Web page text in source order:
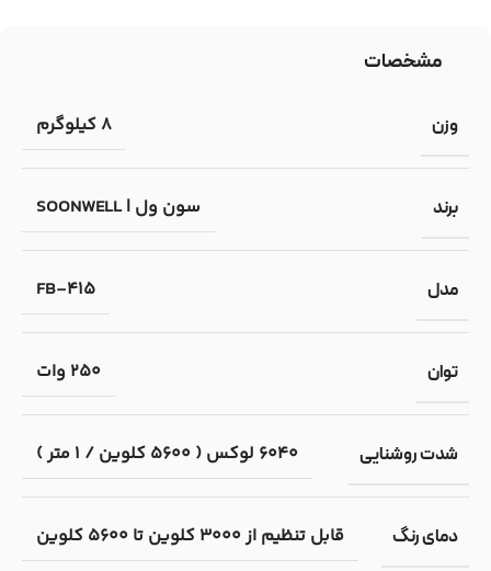
مشخصات
وزن 8 کیلوگرم
برند سون ول | SOONWELL
مدل FB-415
توان 250 وات
شدت روشنایی 6040 لوکس ( 5600 کلوین / 1 متر )
دمای رنگ قابل تنظیم از 3000 کلوین تا 5600 کلوین